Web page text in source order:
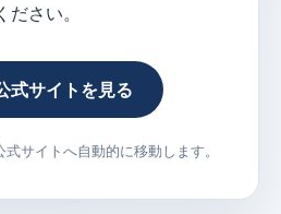
ださい。
式サイトを見る
サイトへ自動的に移動します。